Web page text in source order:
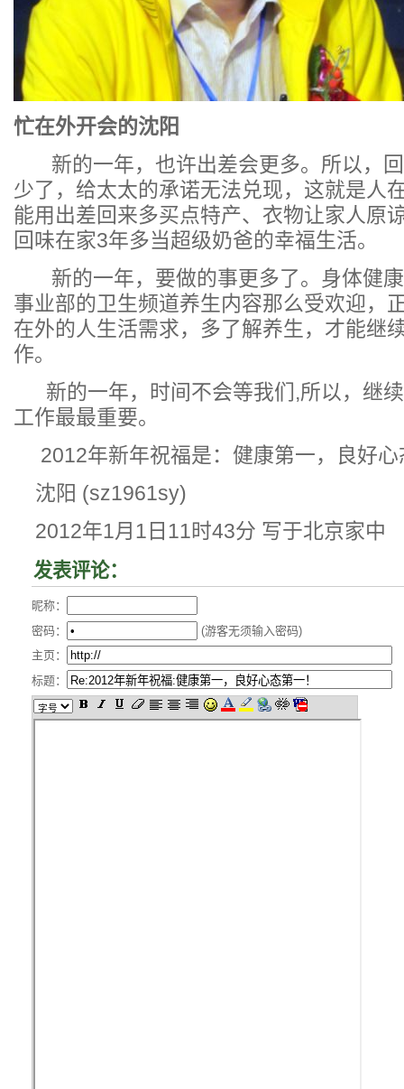
忙在外开会的沈阳
新的一年，也许出差会更多。所以，回
少了，给太太的承诺无法兑现，这就是人
能用出差回来多买点特产、衣物让家人原
回味在家3年多当超级奶爸的幸福生活。
新的一年，要做的事更多了。身体健康
事业部的卫生频道养生内容那么受欢迎，
在外的人生活需求，多了解养生，才能继
作。
新的一年，时间不会等我们,所以，继
工作最最重要。
2012年新年祝福是：健康第一，良好心
沈阳 (sz1961sy)
2012年1月1日11时43分 写于北京家中
发表评论：
昵称：
密码：
(游客无须输入密码)
主页：
标题：